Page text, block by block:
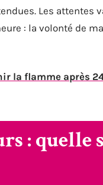
Les attentes
: la volonté de
la flamme après
: